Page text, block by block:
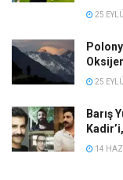
25
25
Barış
14